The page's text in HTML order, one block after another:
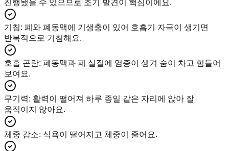
진행됐을 수 있으므로 조기 발견이 핵심이에요.
기침: 폐와 폐동맥에 기생충이 있어 호흡기 자극이 생기면
반복적으로 기침해요.
호흡 곤란: 폐동맥과 폐 실질에 염증이 생겨 숨이 차고 힘들어
보여요.
무기력: 활력이 떨어져 하루 종일 같은 자리에 앉아 잘
움직이지 않아요.
체중 감소: 식욕이 떨어지고 체중이 줄어요.